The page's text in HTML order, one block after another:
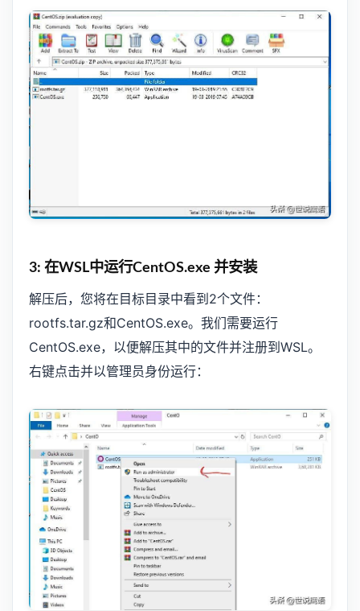
3: 在WSL中运行CentOS.exe 并安装
解压后，您将在目标目录中看到2个文件：
rootfs.tar.gz和CentOS.exe。我们需要运行
CentOS.exe，以便解压其中的文件并注册到WSL。
右键点击并以管理员身份运行：